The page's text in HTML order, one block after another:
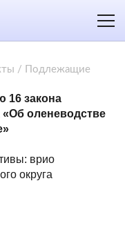
/
Подлежащие
16 закона
«Об оленеводстве
врио
округа